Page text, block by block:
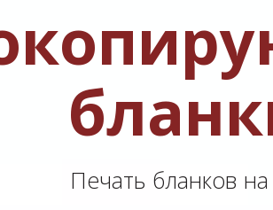
Печать бланков на